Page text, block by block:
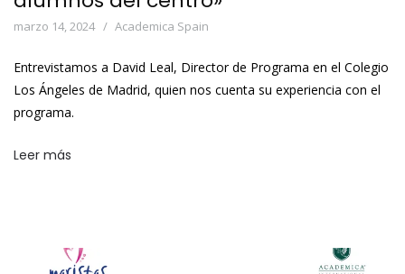
marzo 14, 2024 Academica Spain
Entrevistamos a David Leal, Director de Programa en el Colegio
Los Ángeles de Madrid, quien nos cuenta su experiencia con el
programa.
Leer más